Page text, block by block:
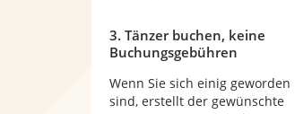
3. Tänzer buchen, keine
Buchungsgebühren
Wenn Sie sich einig geworden
sind, erstellt der gewünschte